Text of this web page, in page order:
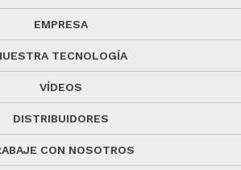
EMPRESA
TECNOLOGÍA
VÍDEOS
DISTRIBUIDORES
CON NOSOTROS